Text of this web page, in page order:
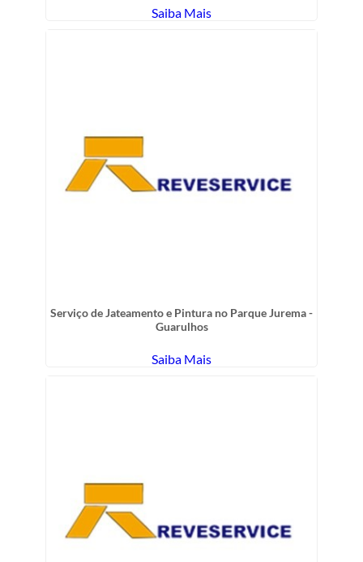
Saiba Mais
Serviço de Jateamento e Pintura no Parque Jurema -
Guarulhos
Saiba Mais